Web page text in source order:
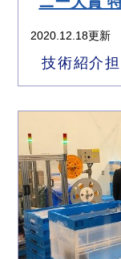
2020.12.18更新
技術紹介